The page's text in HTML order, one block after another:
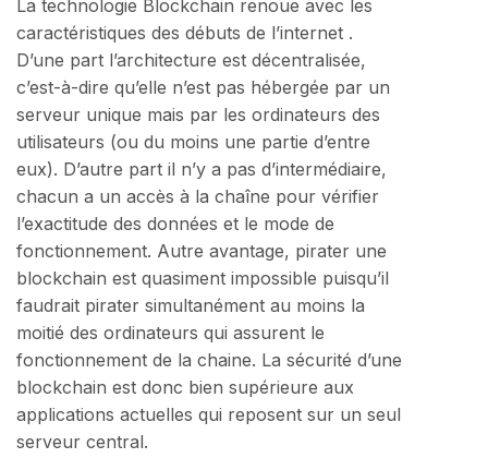
La technologie Blockchain renoue avec les
caractéristiques des débuts de l’internet .
D’une part l’architecture est décentralisée,
c’est-à-dire qu’elle n’est pas hébergée par un
serveur unique mais par les ordinateurs des
utilisateurs (ou du moins une partie d’entre
eux). D’autre part il n’y a pas d’intermédiaire,
chacun a un accès à la chaîne pour vérifier
l’exactitude des données et le mode de
fonctionnement. Autre avantage, pirater une
blockchain est quasiment impossible puisqu’il
faudrait pirater simultanément au moins la
moitié des ordinateurs qui assurent le
fonctionnement de la chaine. La sécurité d’une
blockchain est donc bien supérieure aux
applications actuelles qui reposent sur un seul
serveur central.